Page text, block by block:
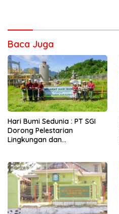
Baca Juga
Hari Bumi Sedunia : PT SGI
Dorong Pelestarian
Lingkungan dan